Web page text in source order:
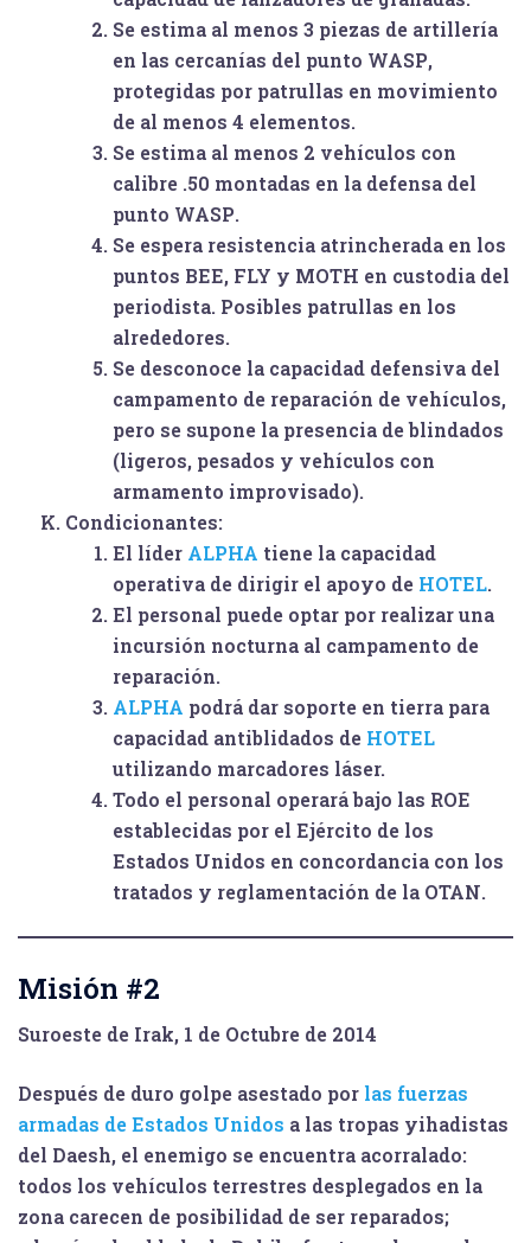
Se estima al menos 3 piezas de artillería
en las cercanías del punto WASP,
protegidas por patrullas en movimiento
de al menos 4 elementos.
Se estima al menos 2 vehículos con
calibre .50 montadas en la defensa del
punto WASP.
Se espera resistencia atrincherada en los
puntos BEE, FLY y MOTH en custodia del
periodista. Posibles patrullas en los
alrededores.
Se desconoce la capacidad defensiva del
campamento de reparación de vehículos,
pero se supone la presencia de blindados
(ligeros, pesados y vehículos con
armamento improvisado).
Condicionantes:
El líder ALPHA tiene la capacidad
operativa de dirigir el apoyo de HOTEL.
El personal puede optar por realizar una
incursión nocturna al campamento de
reparación.
ALPHA podrá dar soporte en tierra para
capacidad antiblidados de HOTEL
utilizando marcadores láser.
Todo el personal operará bajo las ROE
establecidas por el Ejército de los
Estados Unidos en concordancia con los
tratados y reglamentación de la OTAN.
Misión #2
Suroeste de Irak, 1 de Octubre de 2014
Después de duro golpe asestado por las fuerzas
armadas de Estados Unidos a las tropas yihadistas
del Daesh, el enemigo se encuentra acorralado:
todos los vehículos terrestres desplegados en la
zona carecen de posibilidad de ser reparados;